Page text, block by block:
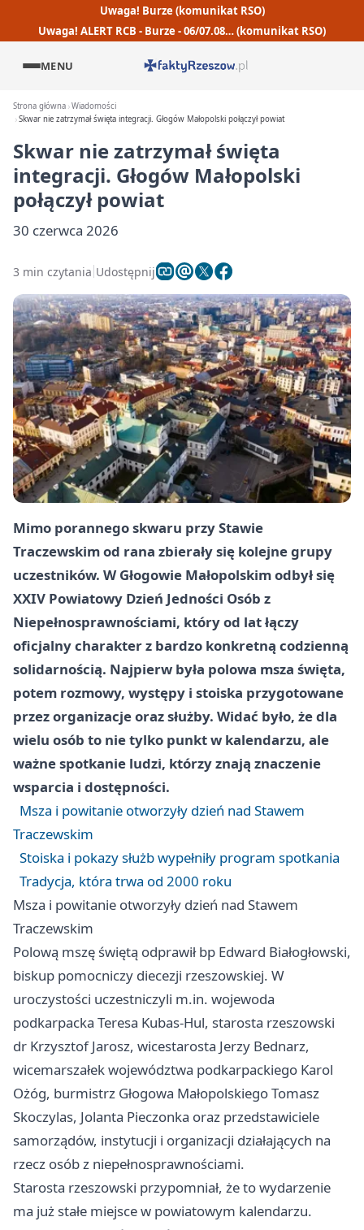
Uwaga! Burze (komunikat RSO)
Uwaga! ALERT RCB - Burze - 06/07.08… (komunikat RSO)
MENU
Strona główna Wiadomości
Skwar nie zatrzymał święta integracji. Głogów Małopolski połączył powiat
Skwar nie zatrzymał święta
integracji. Głogów Małopolski
połączył powiat
30 czerwca 2026
3 min czytania Udostępnij
Mimo porannego skwaru przy Stawie
Traczewskim od rana zbierały się kolejne grupy
uczestników. W Głogowie Małopolskim odbył się
XXIV Powiatowy Dzień Jedności Osób z
Niepełnosprawnościami, który od lat łączy
oficjalny charakter z bardzo konkretną codzienną
solidarnością. Najpierw była polowa msza święta,
potem rozmowy, występy i stoiska przygotowane
przez organizacje oraz służby. Widać było, że dla
wielu osób to nie tylko punkt w kalendarzu, ale
ważne spotkanie ludzi, którzy znają znaczenie
wsparcia i dostępności.
Msza i powitanie otworzyły dzień nad Stawem
Traczewskim
Stoiska i pokazy służb wypełniły program spotkania
Tradycja, która trwa od 2000 roku
Msza i powitanie otworzyły dzień nad Stawem
Traczewskim
Polową mszę świętą odprawił bp Edward Białogłowski,
biskup pomocniczy diecezji rzeszowskiej. W
uroczystości uczestniczyli m.in. wojewoda
podkarpacka Teresa Kubas-Hul, starosta rzeszowski
dr Krzysztof Jarosz, wicestarosta Jerzy Bednarz,
wicemarszałek województwa podkarpackiego Karol
Ożóg, burmistrz Głogowa Małopolskiego Tomasz
Skoczylas, Jolanta Pieczonka oraz przedstawiciele
samorządów, instytucji i organizacji działających na
rzecz osób z niepełnosprawnościami.
Starosta rzeszowski przypomniał, że to wydarzenie
ma już stałe miejsce w powiatowym kalendarzu.